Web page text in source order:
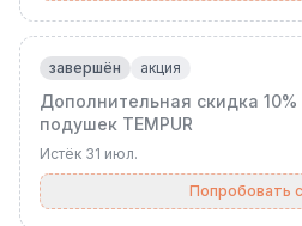
завершён акция
Дополнительная скидка 10%
подушек TEMPUR
Истёк 31 июл.
Попробовать